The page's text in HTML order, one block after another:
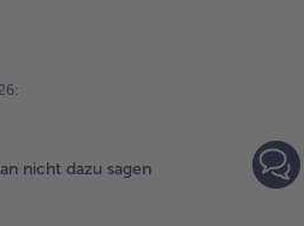
nicht dazu sagen